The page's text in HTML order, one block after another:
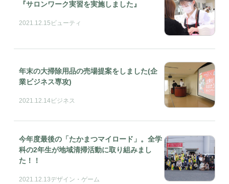
『サロンワーク実習を実施しました』
2021.12.15 ビューティ
年末の大掃除用品の売場提案をしました(企
業ビジネス専攻)
2021.12.14ビジネス
今年度最後の「たかまつマイロード」。全学
科の2年生が地域清掃活動に取り組みまし
た！！
2021.12.13デザイン・ゲーム